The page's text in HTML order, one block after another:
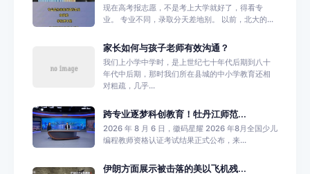
现在高考报志愿，不是考上大学就好了，得看专
业。 专业不同，录取分天差地别。 以前，北大的...
家长如何与孩子老师有效沟通？
我们上小学中学时，是上世纪七十年代后期到八十
年代中后期，那时我们所在县城的中小学教育还相
对粗疏，几乎...
跨专业逐梦科创教育！牡丹江师范...
2026 年 8 月 6 日，徽码星耀 2026 年8月全国少儿
编程教师资格认证考试结果正式公布，来...
伊朗方面展示被击落的美以飞机残...